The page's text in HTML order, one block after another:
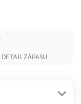
DETAIL ZÁPASU